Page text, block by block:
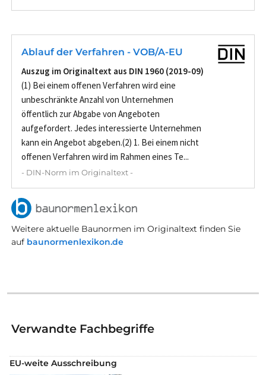
Ablauf der Verfahren - VOB/A-EU
Auszug im Originaltext aus DIN 1960 (2019-09)
(1) Bei einem offenen Verfahren wird eine
unbeschränkte Anzahl von Unternehmen
öffentlich zur Abgabe von Angeboten
aufgefordert. Jedes interessierte Unternehmen
kann ein Angebot abgeben.(2) 1. Bei einem nicht
offenen Verfahren wird im Rahmen eines Te...
- DIN-Norm im Originaltext -
Weitere aktuelle Baunormen im Originaltext finden Sie
auf baunormenlexikon.de
Verwandte Fachbegriffe
EU-weite Ausschreibung